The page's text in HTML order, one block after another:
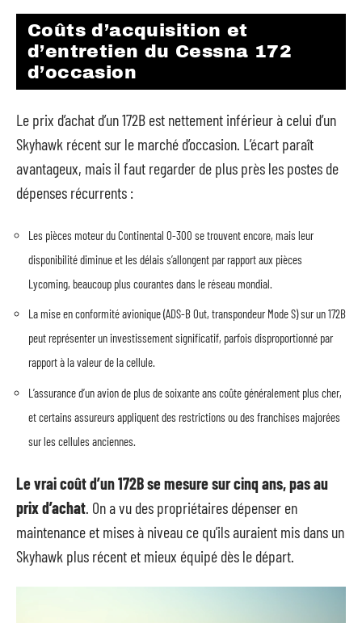
Coûts d’acquisition et
d’entretien du Cessna 172
d’occasion
Le prix d’achat d’un 172B est nettement inférieur à celui d’un
Skyhawk récent sur le marché d’occasion. L’écart paraît
avantageux, mais il faut regarder de plus près les postes de
dépenses récurrents :
Les pièces moteur du Continental O-300 se trouvent encore, mais leur
disponibilité diminue et les délais s’allongent par rapport aux pièces
Lycoming, beaucoup plus courantes dans le réseau mondial.
La mise en conformité avionique (ADS-B Out, transpondeur Mode S) sur un 172B
peut représenter un investissement significatif, parfois disproportionné par
rapport à la valeur de la cellule.
L’assurance d’un avion de plus de soixante ans coûte généralement plus cher,
et certains assureurs appliquent des restrictions ou des franchises majorées
sur les cellules anciennes.
Le vrai coût d’un 172B se mesure sur cinq ans, pas au
prix d’achat. On a vu des propriétaires dépenser en
maintenance et mises à niveau ce qu’ils auraient mis dans un
Skyhawk plus récent et mieux équipé dès le départ.